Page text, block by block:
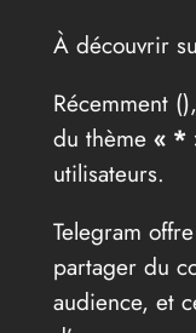
À découvrir
Récemment (
du thème « *
utilisateurs.
Telegram
partager du
audience, et